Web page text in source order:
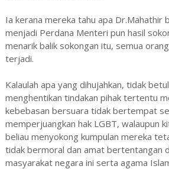
Ia kerana mereka tahu apa Dr.Mahathir
menjadi Perdana Menteri pun hasil
menarik balik sokongan itu, semua
terjadi.
Kalaulah apa yang dihujahkan, tidak
menghentikan tindakan pihak tertentu
kebebasan bersuara tidak bertempat
memperjuangkan hak LGBT, walaupun
beliau menyokong kumpulan mereka
tidak bermoral dan amat bertentangan
masyarakat negara ini serta agama